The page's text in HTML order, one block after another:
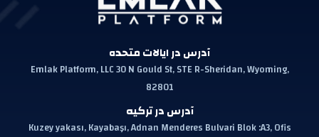
آدرس در ایالات متحده
Emlak Platform, LLC 30 N Gould St, STE R-Sheridan, Wyoming,
82801
آدرس در ترکیه
Kuzey yakası, Kayabaşı, Adnan Menderes Bulvari Blok :A3, Ofis